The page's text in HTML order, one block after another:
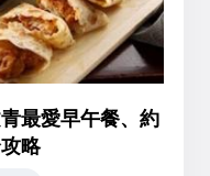
最愛早午餐、約
略